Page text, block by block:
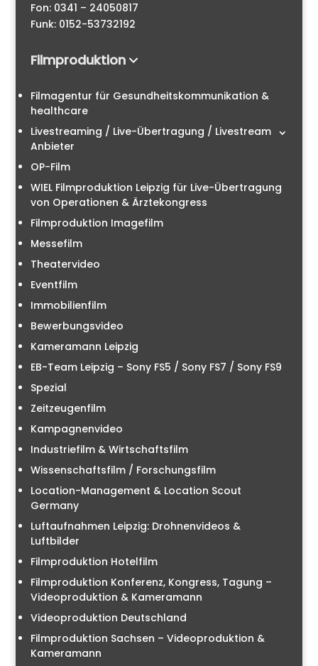
Fon: 0341 – 24050817
Funk: 0152-53732192
Filmproduktion
Filmagentur für Gesundheitskommunikation &
healthcare
Livestreaming / Live-Übertragung / Livestream
Anbieter
OP-Film
WIEL Filmproduktion Leipzig für Live-Übertragung
von Operationen & Ärztekongress
Filmproduktion Imagefilm
Messefilm
Theatervideo
Eventfilm
Immobilienfilm
Bewerbungsvideo
Kameramann Leipzig
EB-Team Leipzig – Sony FS5 / Sony FS7 / Sony FS9
Spezial
Zeitzeugenfilm
Kampagnenvideo
Industriefilm & Wirtschaftsfilm
Wissenschaftsfilm / Forschungsfilm
Location-Management & Location Scout
Germany
Luftaufnahmen Leipzig: Drohnenvideos &
Luftbilder
Filmproduktion Hotelfilm
Filmproduktion Konferenz, Kongress, Tagung –
Videoproduktion & Kameramann
Videoproduktion Deutschland
Filmproduktion Sachsen – Videoproduktion &
Kameramann